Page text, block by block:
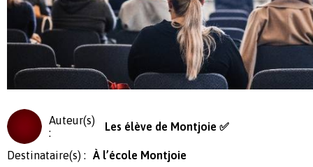
Auteur(s)
:
Les élève de Montjoie ✅
Destinataire(s) : À l’école Montjoie